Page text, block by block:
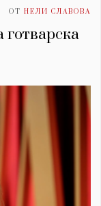
ОТ НЕЛИ СЛАВОВА